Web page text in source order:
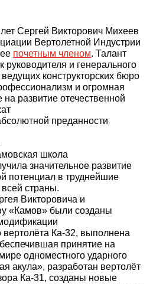
«Крокус Экспо»
Крокус Экспо
Сергей Викторович Михеев
Вертолетной Индустрии
почетным членом. Талант
руководителя и генерального
ведущих конструкторских бюро
и огромная
развитие отечественной
преданности
школа
значительное развитие
потенциал в труднейшие
страны.
Викторовича и
«Камов» были созданы
вертолёта Ка-32, выполнена
принятие на
одноместного ударного
акула», разработан вертолёт
Ка-31, созданы новые